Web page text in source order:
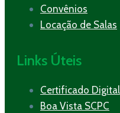
Convênios
Locação de Salas
Links Úteis
Certificado Digital
Boa Vista SCPC